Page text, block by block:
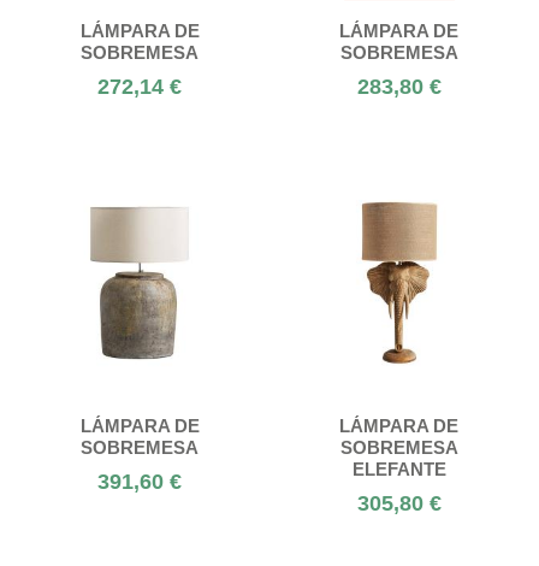
LÁMPARA DE
SOBREMESA
272,14 €
LÁMPARA DE
SOBREMESA
283,80 €
LÁMPARA DE
SOBREMESA
391,60 €
LÁMPARA DE
SOBREMESA
ELEFANTE
305,80 €